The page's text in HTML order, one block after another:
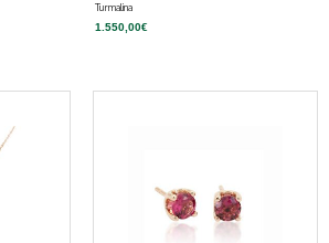
Turmalina
1.550,00€